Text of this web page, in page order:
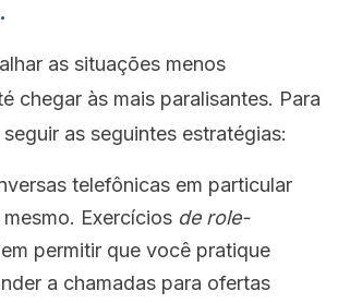
as situações menos
chegar às mais paralisantes. Para
as seguintes estratégias:
telefônicas em particular
Exercícios de role-
permitir que você pratique
a chamadas para ofertas